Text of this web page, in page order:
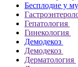
Бесплодие у
Гепатология
Гинекология
Демодекоз
Демодекоз
Дерматология